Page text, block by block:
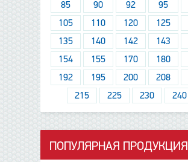
85
90 92 95
105
110 120 125
135
140 142 143
154
155 170 180
192
195 200 208
215
225 230 240
ПОПУЛЯРНАЯ ПРОДУКЦИЯ